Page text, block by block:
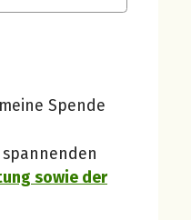
Spende
sowie der